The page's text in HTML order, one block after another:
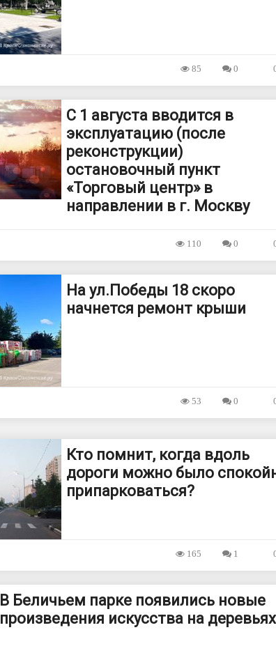
0
85
С 1 августа вводится в
эксплуатацию (после
реконструкции)
остановочный пункт
«Торговый центр» в
направлении в г. Москву
0
110
На ул.Победы 18 скоро
начнется ремонт крыши
0
53
Кто помнит, когда вдоль
дороги можно было
припарковаться?
1
165
В Беличьем парке появились новые
произведения искусства на деревьях